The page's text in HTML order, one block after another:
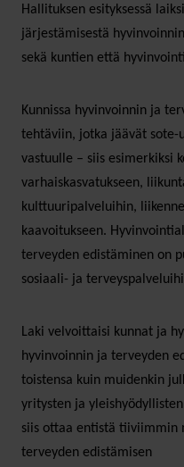
Hallituksen esityksessä
järjestämisestä
sekä kuntien että
Kunnissa hyvinvoinnin ja
tehtäviin, jotka jäävät sote-
vastuulle – siis esimerkiksi
varhaiskasvatukseen,
kulttuuripalveluihin,
kaavoitukseen.
terveyden edistäminen on
sosiaali- ja
Laki velvoittaisi kunnat ja
hyvinvoinnin ja terveyden
toistensa kuin muidenkin
yritysten ja
siis ottaa entistä tiiviimmin
terveyden edistämisen